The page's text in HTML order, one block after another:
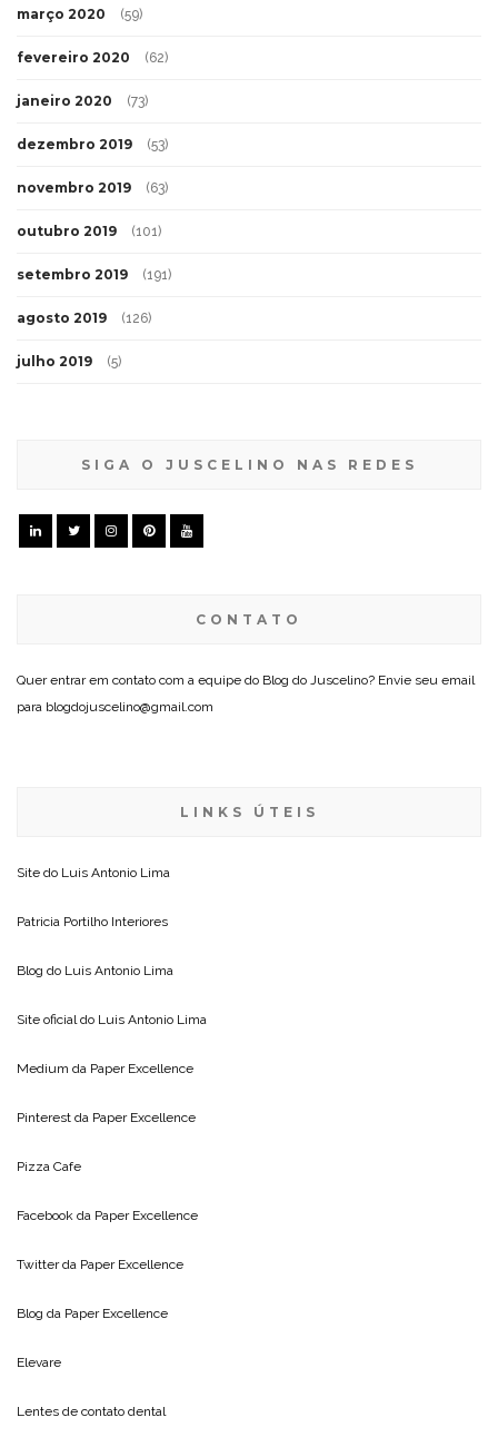
março 2020 (59)
fevereiro 2020 (62)
janeiro 2020 (73)
dezembro 2019 (53)
novembro 2019 (63)
outubro 2019 (101)
setembro 2019 (191)
agosto 2019 (126)
julho 2019 (5)
SIGA O JUSCELINO NAS REDES
CONTATO
Quer entrar em contato com a equipe do Blog do Juscelino? Envie seu email
para blogdojuscelino@gmail.com
LINKS ÚTEIS
Site do Luis Antonio Lima
Patricia Portilho Interiores
Blog do Luis Antonio Lima
Site oficial do Luis Antonio Lima
Medium da Paper Excellence
Pinterest da Paper Excellence
Pizza Cafe
Facebook da Paper Excellence
Twitter da Paper Excellence
Blog da Paper Excellence
Elevare
Lentes de contato dental